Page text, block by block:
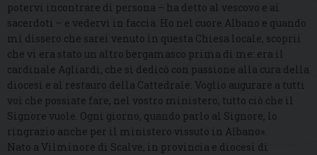
potervi incontrare di persona – ha detto al vescovo e ai
sacerdoti – e vedervi in faccia. Ho nel cuore Albano e quando
mi dissero che sarei venuto in questa Chiesa locale, scoprii
che vi era stato un altro bergamasco prima di me: era il
cardinale Agliardi, che si dedicò con passione alla cura della
diocesi e al restauro della Cattedrale. Voglio augurare a tutti
voi che possiate fare, nel vostro ministero, tutto ciò che il
Signore vuole. Ogni giorno, quando parlo al Signore, lo
ringrazio anche per il ministero vissuto in Albano».
Nato a Vilminore di Scalve, in provincia e diocesi di